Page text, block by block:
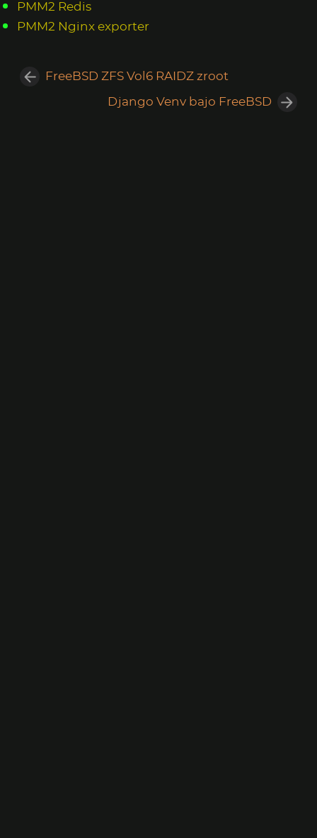
PMM2 Redis
PMM2 Nginx exporter
FreeBSD ZFS Vol6 RAIDZ zroot
Django Venv bajo FreeBSD